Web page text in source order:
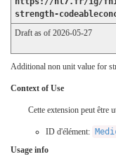
strength-
Draft as of 2026-05-27
Additional non unit value for
Context of Use
Cette extension peut être
ID d'élément:
Usage info